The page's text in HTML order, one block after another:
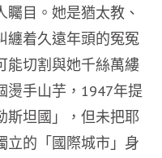
目。她是猶太教、
纏着久遠年頭的冤冤
能切割與她千絲萬縷
燙手山芋，1947年提
斯坦國」，但未把耶
立的「國際城市」身